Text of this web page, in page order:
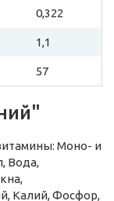
0,322
1,1
57
Моно- и
Вода,
Калий, Фосфор,